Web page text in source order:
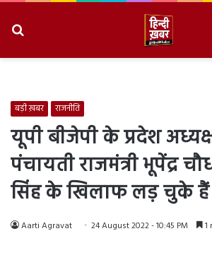
बड़ी ख़बर राजनीति
यूपी बीजेपी के प्रदेश
पंचायती राजमंत्री भूपेंद्र
सिंह के खिलाफ लड़ चुके हैं
Aarti Agravat 24 August 2022 - 10:45 PM 1